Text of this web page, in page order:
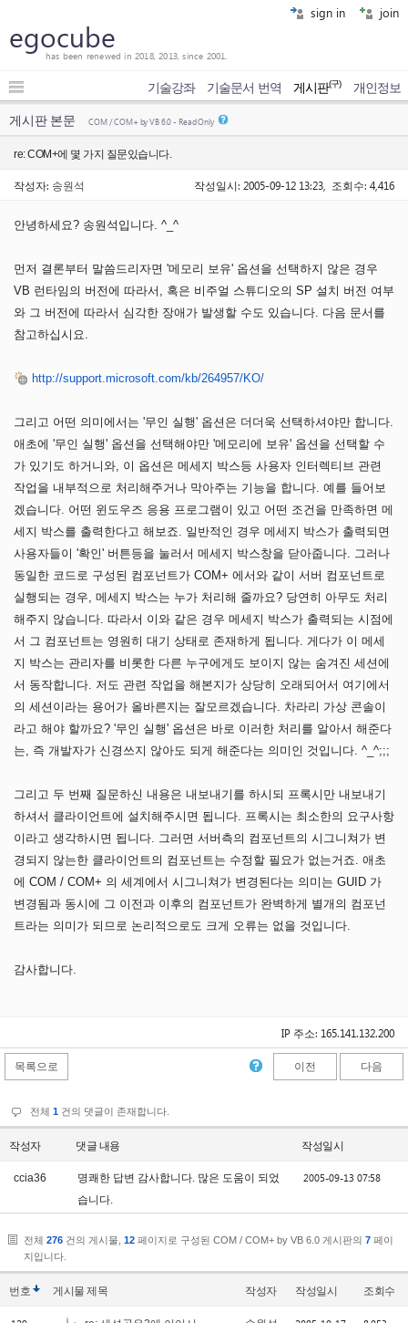
sign in join
egocube
has been renewed in 2018, 2013, since 2001.
기술강좌 기술문서 번역 게시판(구) 개인정보
게시판 본문 COM / COM+ by VB 6.0 - Read Only
re: COM+에 몇 가지 질문있습니다.
작성자: 송원석 작성일시: 2005-09-12 13:23, 조회수: 4,416
안녕하세요? 송원석입니다. ^_^
먼저 결론부터 말씀드리자면 '메모리 보유' 옵션을 선택하지 않은 경우
VB 런타임의 버전에 따라서, 혹은 비주얼 스튜디오의 SP 설치 버전 여부
와 그 버전에 따라서 심각한 장애가 발생할 수도 있습니다. 다음 문서를
참고하십시요.
http://support.microsoft.com/kb/264957/KO/
그리고 어떤 의미에서는 '무인 실행' 옵션은 더더욱 선택하셔야만 합니다.
애초에 '무인 실행' 옵션을 선택해야만 '메모리에 보유' 옵션을 선택할 수
가 있기도 하거니와, 이 옵션은 메세지 박스등 사용자 인터렉티브 관련
작업을 내부적으로 처리해주거나 막아주는 기능을 합니다. 예를 들어보
겠습니다. 어떤 윈도우즈 응용 프로그램이 있고 어떤 조건을 만족하면 메
세지 박스를 출력한다고 해보죠. 일반적인 경우 메세지 박스가 출력되면
사용자들이 '확인' 버튼등을 눌러서 메세지 박스창을 닫아줍니다. 그러나
동일한 코드로 구성된 컴포넌트가 COM+ 에서와 같이 서버 컴포넌트로
실행되는 경우, 메세지 박스는 누가 처리해 줄까요? 당연히 아무도 처리
해주지 않습니다. 따라서 이와 같은 경우 메세지 박스가 출력되는 시점에
서 그 컴포넌트는 영원히 대기 상태로 존재하게 됩니다. 게다가 이 메세
지 박스는 관리자를 비롯한 다른 누구에게도 보이지 않는 숨겨진 세션에
서 동작합니다. 저도 관련 작업을 해본지가 상당히 오래되어서 여기에서
의 세션이라는 용어가 올바른지는 잘모르겠습니다. 차라리 가상 콘솔이
라고 해야 할까요? '무인 실행' 옵션은 바로 이러한 처리를 알아서 해준다
는, 즉 개발자가 신경쓰지 않아도 되게 해준다는 의미인 것입니다. ^_^;;;
그리고 두 번째 질문하신 내용은 내보내기를 하시되 프록시만 내보내기
하셔서 클라이언트에 설치해주시면 됩니다. 프록시는 최소한의 요구사항
이라고 생각하시면 됩니다. 그러면 서버측의 컴포넌트의 시그니쳐가 변
경되지 않는한 클라이언트의 컴포넌트는 수정할 필요가 없는거죠. 애초
에 COM / COM+ 의 세계에서 시그니쳐가 변경된다는 의미는 GUID 가
변경됨과 동시에 그 이전과 이후의 컴포넌트가 완벽하게 별개의 컴포넌
트라는 의미가 되므로 논리적으로도 크게 오류는 없을 것입니다.
감사합니다.
IP 주소: 165.141.132.200
목록으로 이전 다음
전체 1 건의 댓글이 존재합니다.
작성자 댓글 내용 작성일시
ccia36
명쾌한 답변 감사합니다. 많은 도움이 되었
습니다.
2005-09-13 07:58
전체 276 건의 게시물, 12 페이지로 구성된 COM / COM+ by VB 6.0 게시판의 7 페이
지입니다.
번호 게시물제목 작성자 작성일시 조회수